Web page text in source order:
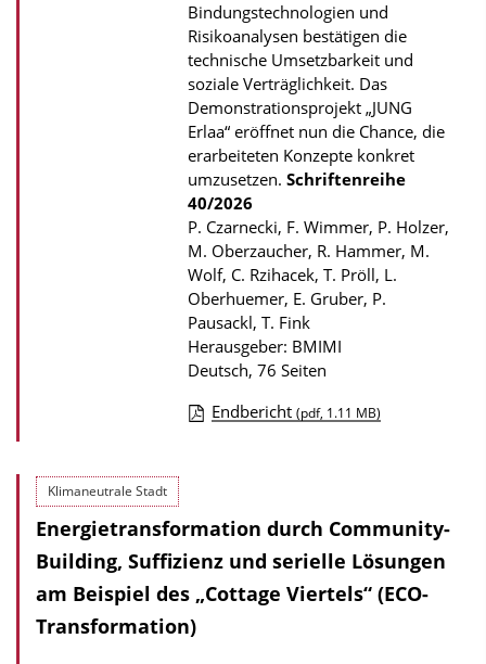
b
l
i
k
a
t
i
o
n
Bindungstechnologien und
Risikoanalysen bestätigen die
technische Umsetzbarkeit und
soziale Verträglichkeit. Das
Demonstrationsprojekt „JUNG
Erlaa“ eröffnet nun die Chance, die
erarbeiteten Konzepte konkret
umzusetzen. Schriftenreihe
40/2026
P. Czarnecki, F. Wimmer, P. Holzer,
M. Oberzaucher, R. Hammer, M.
Wolf, C. Rzihacek, T. Pröll, L.
Oberhuemer, E. Gruber, P.
Pausackl, T. Fink
Herausgeber: BMIMI
Deutsch, 76 Seiten
n
l
o
a
Endbericht (pdf, 1.11 MB)
Klimaneutrale Stadt
Energietransformation durch Community-
Building, Suffizienz und serielle Lösungen
am Beispiel des „Cottage Viertels“ (ECO-
Transformation)